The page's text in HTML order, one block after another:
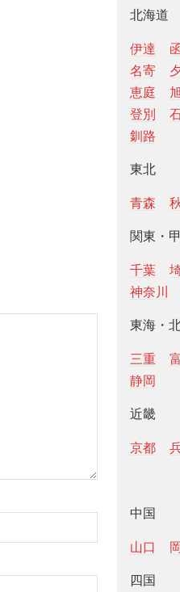
北海道
伊達
名寄
恵庭
登別
釧路
東北
青森
関東・
千葉
神奈川
東海・
三重
静岡
近畿
京都
中国
山口
四国